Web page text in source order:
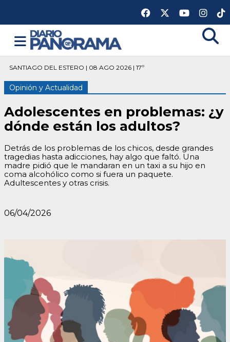
SANTIAGO DEL ESTERO | 08 AGO 2026 | 17º
Opinión y Actualidad
Adolescentes en problemas: ¿y
dónde están los adultos?
Detrás de los problemas de los chicos, desde grandes
tragedias hasta adicciones, hay algo que faltó. Una
madre pidió que le mandaran en un taxi a su hijo en
coma alcohólico como si fuera un paquete.
Adultescentes y otras crisis.
06/04/2026